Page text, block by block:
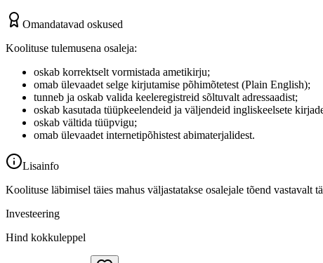
Omandatavad oskused
Koolituse tulemusena osaleja:
oskab korrektselt vormistada ametikirju;
omab ülevaadet selge kirjutamise põhimõtetest (Plain English);
tunneb ja oskab valida keeleregistreid sõltuvalt adressaadist;
oskab kasutada tüüpkeelendeid ja väljendeid ingliskeelsete
oskab vältida tüüpvigu;
omab ülevaadet internetipõhistest abimaterjalidest.
Lisainfo
Koolituse läbimisel täies mahus väljastatakse osalejale tõend vastavalt
Investeering
Hind kokkuleppel